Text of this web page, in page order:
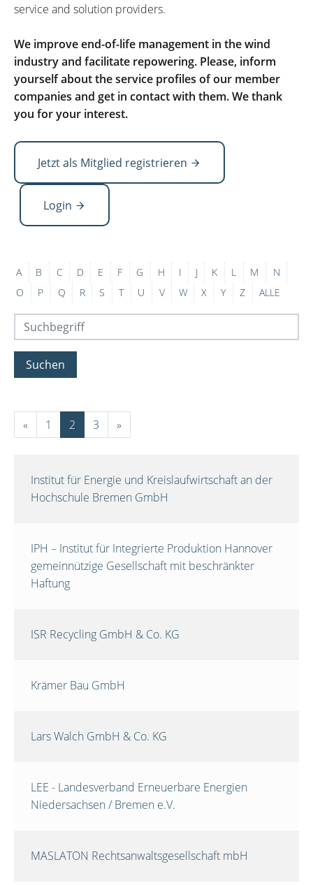
service and solution providers.
We improve end-of-life management in the wind
industry and facilitate repowering. Please, inform
yourself about the service profiles of our member
companies and get in contact with them. We thank
you for your interest.
Jetzt als Mitglied registrieren
Login
A B C D E F G H I J K L M
N
O
P Q R S T U V W X Y Z ALLE
Suchen
« 1 2 3 »
Institut für Energie und Kreislaufwirtschaft an der
Hochschule Bremen GmbH
IPH – Institut für Integrierte Produktion Hannover
gemeinnützige Gesellschaft mit beschränkter
Haftung
ISR Recycling GmbH & Co. KG
Krämer Bau GmbH
Lars Walch GmbH & Co. KG
LEE - Landesverband Erneuerbare Energien
Niedersachsen / Bremen e.V.
MASLATON Rechtsanwaltsgesellschaft mbH